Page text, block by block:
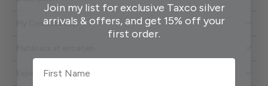
My Commitment
Expédition et retours
Join my list for exclusive Taxco silver
arrivals & offers, and get 15% off your
first order.
First Name